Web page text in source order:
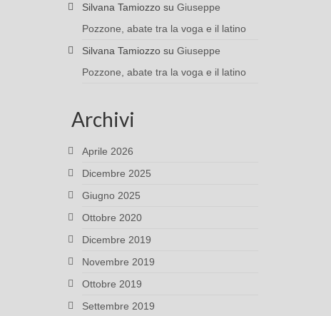
Silvana Tamiozzosu Giuseppe
Pozzone, abate tra la voga e il latino
Silvana Tamiozzosu Giuseppe
Pozzone, abate tra la voga e il latino
Archivi
Aprile 2026
Dicembre 2025
Giugno 2025
Ottobre 2020
Dicembre 2019
Novembre 2019
Ottobre 2019
Settembre 2019